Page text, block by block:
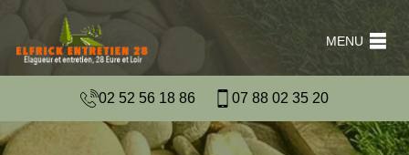
MENU
02 52 56 18 86 07 88 02 35 20